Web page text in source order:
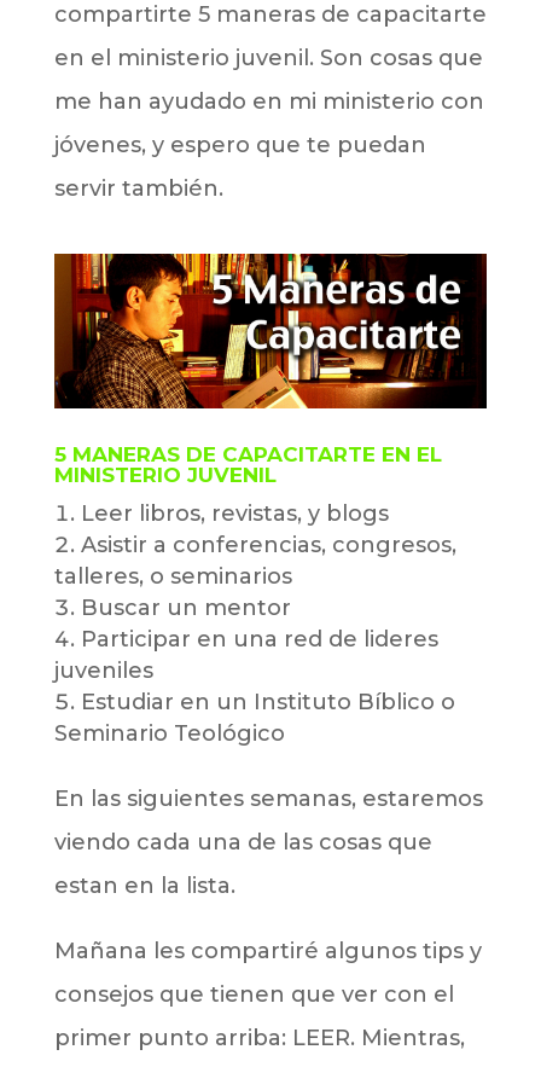
compartirte 5 maneras de capacitarte
en el ministerio juvenil. Son cosas que
me han ayudado en mi ministerio con
jóvenes, y espero que te puedan
servir también.
5 MANERAS DE CAPACITARTE EN EL
MINISTERIO JUVENIL
Leer libros, revistas, y blogs
Asistir a conferencias, congresos,
talleres, o seminarios
Buscar un mentor
Participar en una red de lideres
juveniles
Estudiar en un Instituto Bíblico o
Seminario Teológico
En las siguientes semanas, estaremos
viendo cada una de las cosas que
estan en la lista.
Mañana les compartiré algunos tips y
consejos que tienen que ver con el
primer punto arriba: LEER. Mientras,